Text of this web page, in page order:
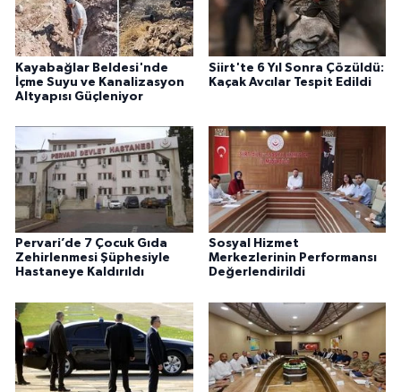
Kayabağlar Beldesi'nde
İçme Suyu ve Kanalizasyon
Altyapısı Güçleniyor
Siirt'te 6 Yıl Sonra Çözüldü:
Kaçak Avcılar Tespit Edildi
Pervari’de 7 Çocuk Gıda
Zehirlenmesi Şüphesiyle
Hastaneye Kaldırıldı
Sosyal Hizmet
Merkezlerinin Performansı
Değerlendirildi